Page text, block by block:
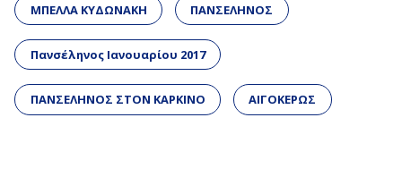
ΜΠΕΛΛΑ ΚΥΔΩΝΑΚΗ ΠΑΝΣΕΛΗΝΟΣ
Πανσέληνος Ιανουαρίου 2017
ΠΑΝΣΕΛΗΝΟΣ ΣΤΟΝ ΚΑΡΚΙΝΟ ΑΙΓΟΚΕΡΩΣ